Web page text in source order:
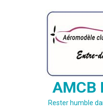
AMCB
Rester humble